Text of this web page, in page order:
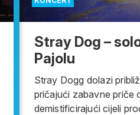
Stray Dog –
Pajolu
Stray Dogg dolazi
pričajući zabavne priče
demistificirajući cijeli